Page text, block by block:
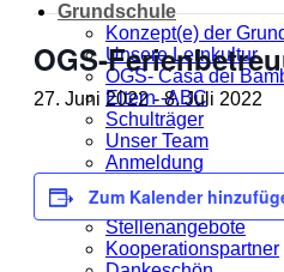
Grundschule
Konzept(e) der
Unsere Lernkultur
OGS- Casa dei
Eltern -ABC
Schulträger
Unser Team
Anmeldung
Unsere MOmeNTE
Stellenangebote
Kooperationspartner
OGS-
27. Juni 2022-8. Juli 2022
Zum Kalender